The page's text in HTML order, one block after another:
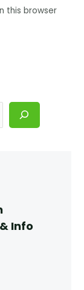
this browser
Info